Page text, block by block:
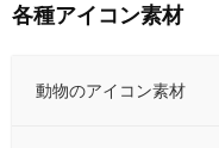
各種アイコン素材
動物のアイコン素材